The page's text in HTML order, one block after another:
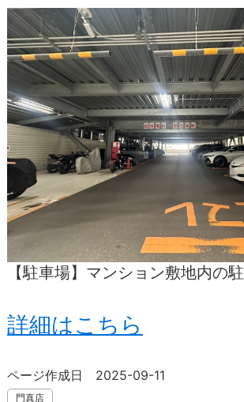
【駐車場】マンション敷地内の
詳細はこちら
ページ作成日 2025-09-11
門真店